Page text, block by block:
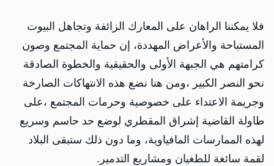
فلا يمكننا الراهان على المعارك الزائفة وتجاهل البيوت
المستباحة والأعراض المهددة، إن حماية المجتمع وصون
كرامتهم هي الجبهة الأولى والحقيقية والخطوة الصادقة
نحو النصر الكبير ،ومن هنا نضع هذه الانتهاكات الصارخة
وجريمة الاعتداء على خصوصية وحرمات المجتمع ،على
طاولة القاضية إشراق المقطري لوضع حد حاسم وسريع
لهذه الممارسات المافياوية، وما دون ذلك ستبقى البلاد
لقمة سائغة للطغيان ومشاريع التدمير.